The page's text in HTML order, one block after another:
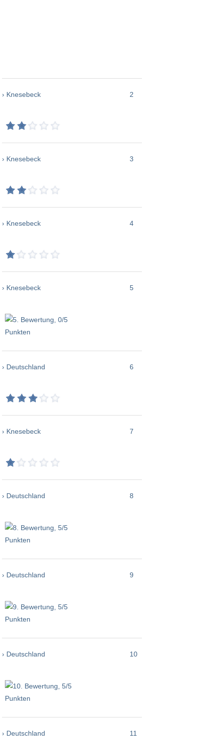
› Knesebeck 2
› Knesebeck 3
› Knesebeck 4
› Knesebeck 5
› Deutschland 6
› Knesebeck 7
› Deutschland 8
› Deutschland 9
› Deutschland 10
› Deutschland 11